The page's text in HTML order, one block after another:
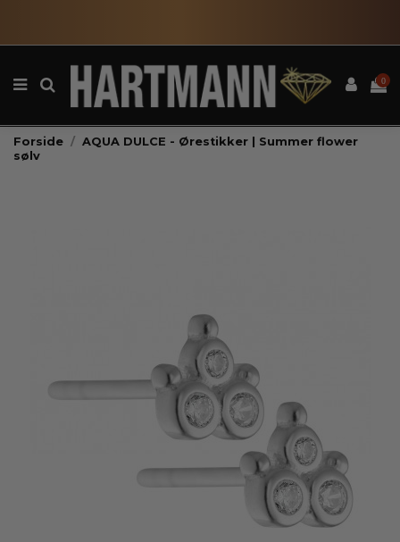
0
Forside
AQUA DULCE - Ørestikker | Summer flower
sølv